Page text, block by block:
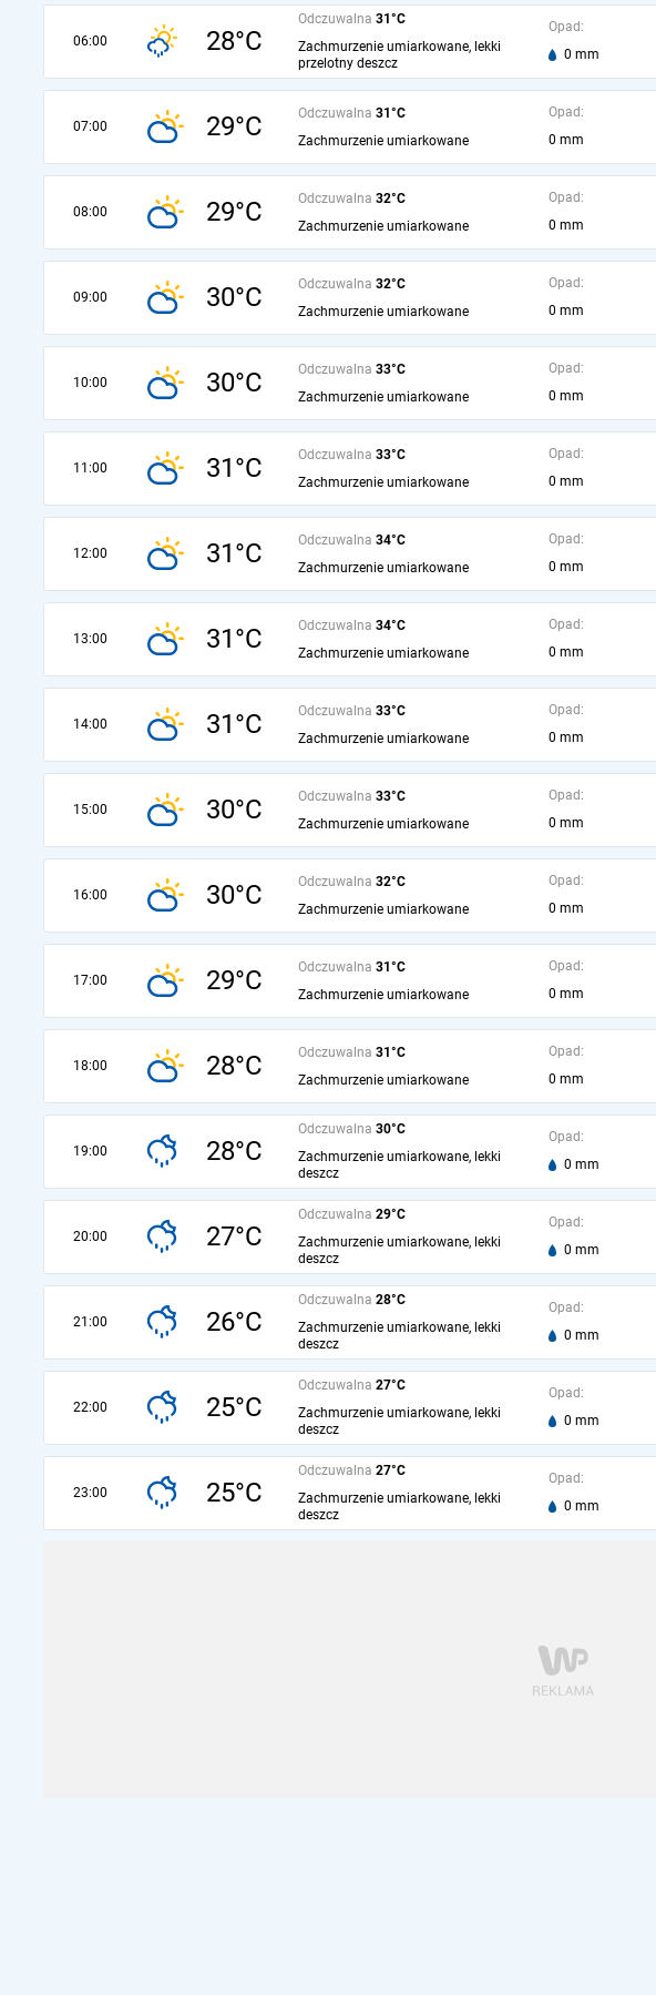
06:00 28°C
Odczuwalna 31°C
Zachmurzenie umiarkowane, lekki
przelotny deszcz
Opad:
0 mm
07:00 29°C Odczuwalna 31°C
Zachmurzenie umiarkowane
Opad:
0 mm
08:00 29°C Odczuwalna 32°C
Zachmurzenie umiarkowane
Opad:
0 mm
09:00 30°C Odczuwalna 32°C
Zachmurzenie umiarkowane
Opad:
0 mm
10:00 30°C Odczuwalna 33°C
Zachmurzenie umiarkowane
Opad:
0 mm
11:00 31°C Odczuwalna 33°C
Zachmurzenie umiarkowane
Opad:
0 mm
12:00 31°C Odczuwalna 34°C
Zachmurzenie umiarkowane
Opad:
0 mm
13:00 31°C Odczuwalna 34°C
Zachmurzenie umiarkowane
Opad:
0 mm
14:00 31°C Odczuwalna 33°C
Zachmurzenie umiarkowane
Opad:
0 mm
15:00 30°C Odczuwalna 33°C
Zachmurzenie umiarkowane
Opad:
0 mm
16:00 30°C Odczuwalna 32°C
Zachmurzenie umiarkowane
Opad:
0 mm
17:00 29°C Odczuwalna 31°C
Zachmurzenie umiarkowane
Opad:
0 mm
18:00 28°C Odczuwalna 31°C
Zachmurzenie umiarkowane
Opad:
0 mm
19:00 28°C
Odczuwalna 30°C
Zachmurzenie umiarkowane, lekki
deszcz
Opad:
0 mm
20:00 27°C
Odczuwalna 29°C
Zachmurzenie umiarkowane, lekki
deszcz
Opad:
0 mm
21:00 26°C
Odczuwalna 28°C
Zachmurzenie umiarkowane, lekki
deszcz
Opad:
0 mm
22:00 25°C
Odczuwalna 27°C
Zachmurzenie umiarkowane, lekki
deszcz
Opad:
0 mm
23:00 25°C
Odczuwalna 27°C
Zachmurzenie umiarkowane, lekki
deszcz
Opad:
0 mm